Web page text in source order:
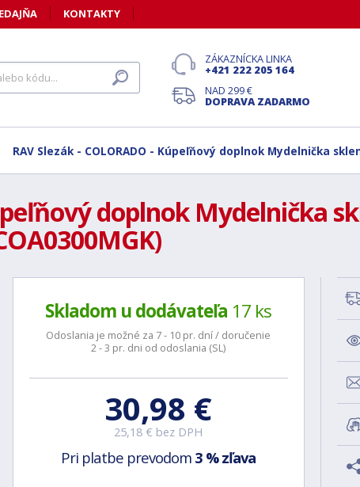
KONTAKTY
ZÁKAZNÍCKA LINKA
+421 222 205 164
NAD 299 €
DOPRAVA ZADARMO
RAV Slezák - COLORADO - Kúpeľňový doplnok Mydelnička
doplnok Mydelnička
Skladom u dodávateľa 17 ks
Odoslania je možné za 7 - 10 pr. dní / doručenie
2 - 3 pr. dni od odoslania (SL)
30,98 €
25,18 € bez DPH
Pri platbe prevodom 3 % zľava